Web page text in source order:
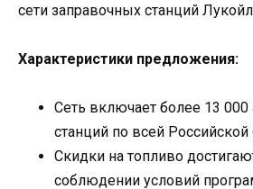
сети заправочных станций
Характеристики предложения:
Сеть включает более 13
станций по всей
Скидки на топливо
соблюдении условий